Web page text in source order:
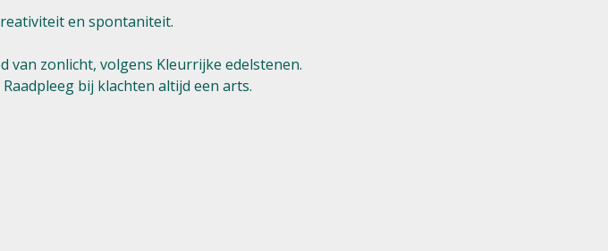
en spontaniteit.
van zonlicht, volgens Kleurrijke edelstenen.
bij klachten altijd een arts.